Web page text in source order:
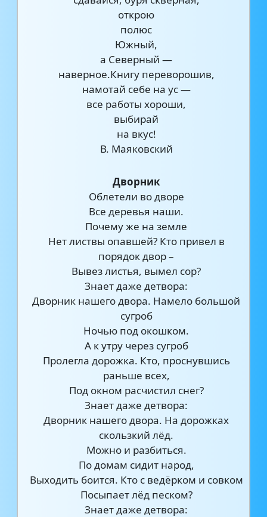
открою
полюс
Южный,
а Северный —
наверное.Книгу переворошив,
намотай себе на ус —
все работы хороши,
выбирай
на вкус!
В. Маяковский
Дворник
Облетели во дворе
Все деревья наши.
Почему же на земле
Нет листвы опавшей? Кто привел в
порядок двор –
Вывез листья, вымел сор?
Знает даже детвора:
Дворник нашего двора. Намело большой
сугроб
Ночью под окошком.
А к утру через сугроб
Пролегла дорожка. Кто, проснувшись
раньше всех,
Под окном расчистил снег?
Знает даже детвора:
Дворник нашего двора. На дорожках
скользкий лёд.
Можно и разбиться.
По домам сидит народ,
Выходить боится. Кто с ведёрком и совком
Посыпает лёд песком?
Знает даже детвора: